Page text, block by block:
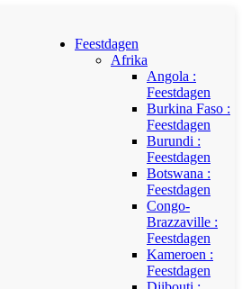
Feestdagen
Afrika
Angola :
Feestdagen
Burkina Faso :
Feestdagen
Burundi :
Feestdagen
Botswana :
Feestdagen
Congo-
Brazzaville :
Feestdagen
Kameroen :
Feestdagen